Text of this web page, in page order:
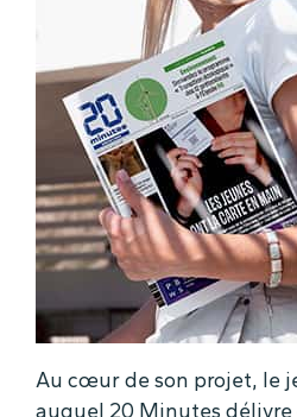
Au cœur de son projet, le
auquel 20 Minutes